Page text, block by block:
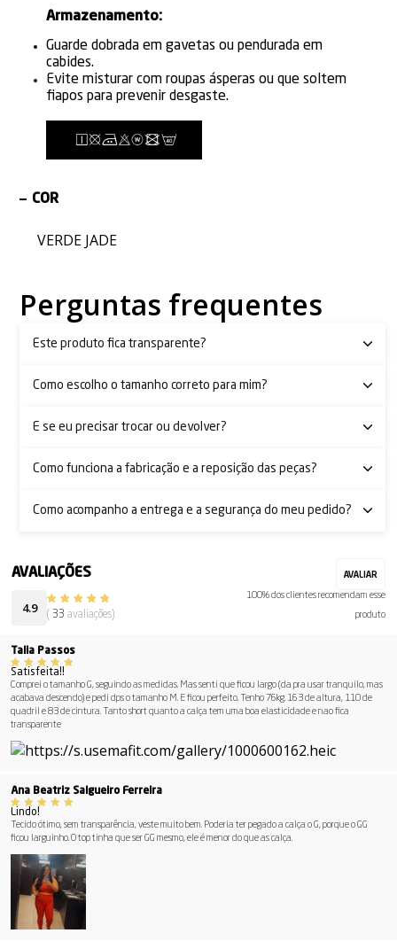
Armazenamento:
Guarde dobrada em gavetas ou pendurada em
cabides.
Evite misturar com roupas ásperas ou que soltem
fiapos para prevenir desgaste.
COR
VERDE JADE
Perguntas frequentes
Este produto fica transparente?
Como escolho o tamanho correto para mim?
E se eu precisar trocar ou devolver?
Como funciona a fabricação e a reposição das peças?
Como acompanho a entrega e a segurança do meu pedido?
4.9 ( 33 avaliações)
100% dos clientes recomendam esse
produto
Talia Passos
Satisfeita!!
Comprei o tamanho G, seguindo as medidas. Mas senti que ficou largo (da pra usar tranquilo, mas
acabava descendo) e pedi dps o tamanho M. E ficou perfeito. Tenho 76kg. 163 de altura, 110 de
quadril e 83 de cintura. Tanto short quanto a calça tem uma boa elasticidade e nao fica
transparente
Ana Beatriz Salgueiro Ferreira
Lindo!
Tecido ótimo, sem transparência, veste muito bem. Poderia ter pegado a calça o G, porque o GG
ficou larguinho. O top tinha que ser GG mesmo, ele é menor do que as calça.